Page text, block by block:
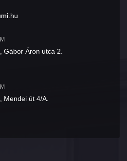
Gábor Áron utca 2.
Mendei út 4/A.